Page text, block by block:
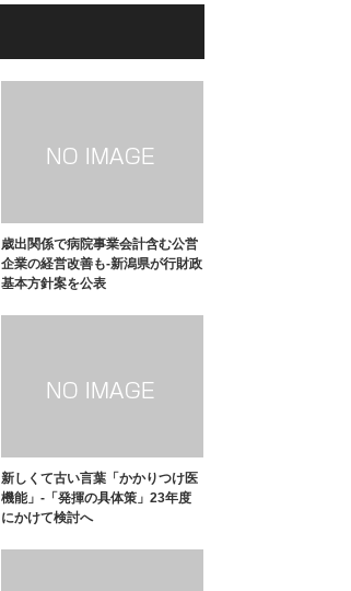
歳出関係で病院事業会計含む公営
企業の経営改善も-新潟県が行財政
基本方針案を公表
新しくて古い言葉「かかりつけ医
機能」-「発揮の具体策」23年度
にかけて検討へ